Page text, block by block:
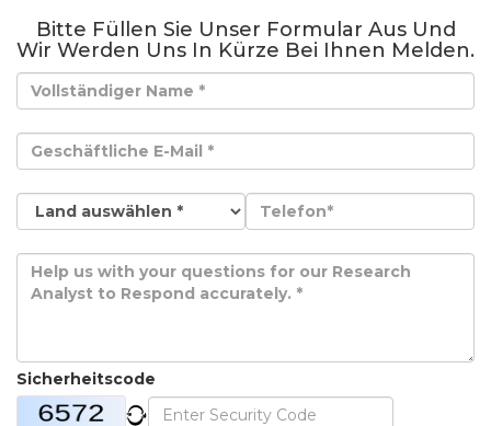
Bitte Füllen Sie Unser Formular Aus Und
Wir Werden Uns In Kürze Bei Ihnen Melden.
Sicherheitscode